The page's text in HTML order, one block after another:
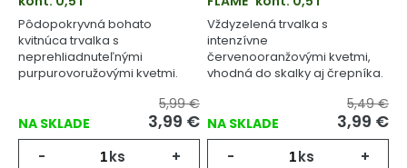
Pôdopokryvná bohato
kvitnúca trvalka s
neprehliadnuteľnými
purpurovoružovými kvetmi.
NA SKLADE
5,99 €
3,99 €
- ks +
Vždyzelená trvalka s
intenzívne
červenooranžovými kvetmi,
vhodná do skalky aj črepníka.
NA SKLADE
5,49 €
3,99 €
- ks +